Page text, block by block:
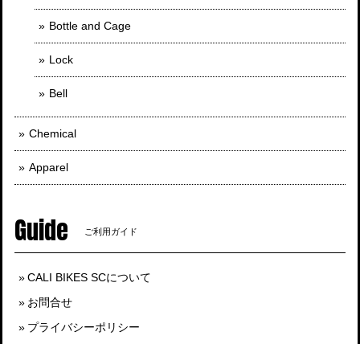
Bottle and Cage
Lock
Bell
Chemical
Apparel
Guide ご利用ガイド
CALI BIKES SCについて
お問合せ
プライバシーポリシー